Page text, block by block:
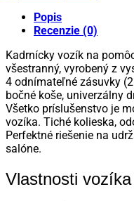
Popis
Recenzie (0)
Kadrnícky vozík na
všestranný, vyrobený z
4 odnímateľné zásuvky
bočné koše, univerzálny
Všetko príslušenstvo je
vozíka. Tiché kolieska,
Perfektné riešenie na
salóne.
Vlastnosti